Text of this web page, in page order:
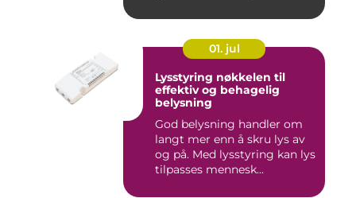
01. jul
Lysstyring nøkkelen til
effektiv og behagelig
belysning
God belysning handler om
langt mer enn å skru lys av
og på. Med lysstyring kan lys
tilpasses mennesk...